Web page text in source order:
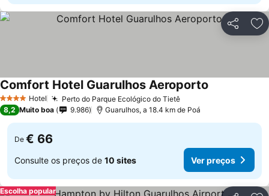
Partilhar
4 EstrelasHotel Perto do Parque Ecológico do Tietê
Comfort Hotel Guarulhos Aeroporto
8,2 Muito boa 9.986 Guarulhos, a 18.4 km de Poá
De € 66
Consulte os preços de 10 sites Ver preços
Escolha popular